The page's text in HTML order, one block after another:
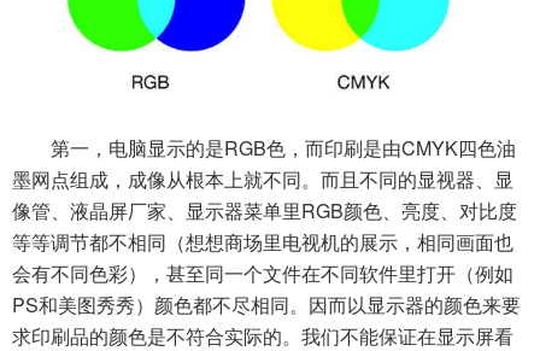
第一，电脑显示的是RGB色，而印刷是由CMYK四色油
墨网点组成，成像从根本上就不同。而且不同的显视器、显
像管、液晶屏厂家、显示器菜单里RGB颜色、亮度、对比度
等等调节都不相同（想想商场里电视机的展示，相同画面也
会有不同色彩），甚至同一个文件在不同软件里打开（例如
PS和美图秀秀）颜色都不尽相同。因而以显示器的颜色来要
求印刷品的颜色是不符合实际的。我们不能保证在显示屏看